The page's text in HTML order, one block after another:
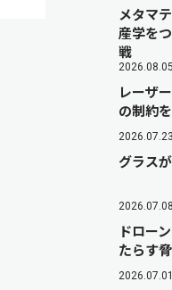
メタマ
産学を
戦
2026.08.05
レーザ
の制約
2026.07.23
グラス
2026.07.08
ドロー
たらす
2026.07.01